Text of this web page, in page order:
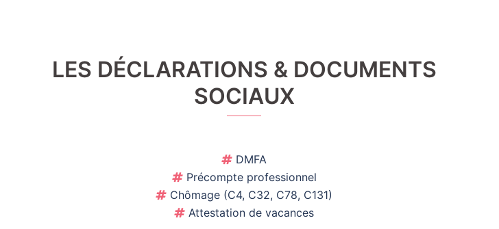
LES DÉCLARATIONS & DOCUMENTS
SOCIAUX
DMFA
Précompte professionnel
Chômage (C4, C32, C78, C131)
Attestation de vacances